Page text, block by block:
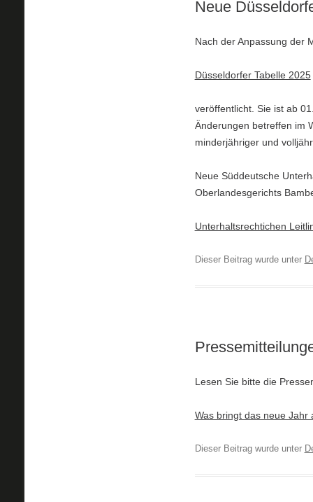
Neue
Nach der Anpassung der
Düsseldorfer Tabelle 2025
veröffentlicht. Sie ist ab
Änderungen betreffen im
minderjähriger und
Neue Süddeutsche
Oberlandesgerichts
Unterhaltsrechtichen
Dieser Beitrag wurde unter
Lesen Sie bitte die
Was bringt das neue Jahr
Dieser Beitrag wurde unter